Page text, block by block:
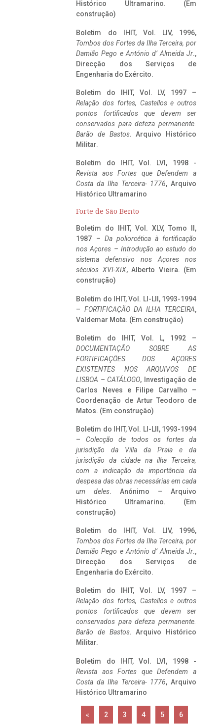
Histórico Ultramarino. (Em
construção)
Boletim do IHIT, Vol. LIV, 1996,
Tombos dos Fortes da Ilha Terceira, por
Damião Pego e António d’ Almeida Jr.,
Direcção dos Serviços de
Engenharia do Exército.
Boletim do IHIT, Vol. LV, 1997 –
Relação dos fortes, Castellos e outros
pontos fortificados que devem ser
conservados para defeza permanente.
Barão de Bastos. Arquivo Histórico
Militar.
Boletim do IHIT, Vol. LVI, 1998 -
Revista aos Fortes que Defendem a
Costa da Ilha Terceira- 1776, Arquivo
Histórico Ultramarino
Forte de São Bento
Boletim do IHIT, Vol. XLV, Tomo II,
1987 – Da poliorcética à fortificação
nos Açores – Introdução ao estudo do
sistema defensivo nos Açores nos
séculos XVI-XIX, Alberto Vieira. (Em
construção)
Boletim do IHIT, Vol. LI-LII, 1993-1994
– FORTIFICAÇÃO DA ILHA TERCEIRA,
Valdemar Mota. (Em construção)
Boletim do IHIT, Vol. L, 1992 –
DOCUMENTAÇÃO SOBRE AS
FORTIFICAÇÕES DOS AÇORES
EXISTENTES NOS ARQUIVOS DE
LISBOA – CATÁLOGO, Investigação de
Carlos Neves e Filipe Carvalho –
Coordenação de Artur Teodoro de
Matos. (Em construção)
Boletim do IHIT, Vol. LI-LII, 1993-1994
– Colecção de todos os fortes da
jurisdição da Villa da Praia e da
jurisdição da cidade na ilha Terceira,
com a indicação da importância da
despesa das obras necessárias em cada
um deles. Anónimo – Arquivo
Histórico Ultramarino. (Em
construção)
Boletim do IHIT, Vol. LIV, 1996,
Tombos dos Fortes da Ilha Terceira, por
Damião Pego e António d’ Almeida Jr.,
Direcção dos Serviços de
Engenharia do Exército.
Boletim do IHIT, Vol. LV, 1997 –
Relação dos fortes, Castellos e outros
pontos fortificados que devem ser
conservados para defeza permanente.
Barão de Bastos. Arquivo Histórico
Militar.
Boletim do IHIT, Vol. LVI, 1998 -
Revista aos Fortes que Defendem a
Costa da Ilha Terceira- 1776, Arquivo
Histórico Ultramarino
« 2 3 4 5 6